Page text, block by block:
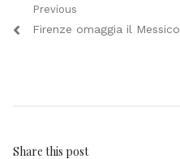
Navigazione
articoli
Previous
Previous
Firenze omaggia il Messico
Share this post